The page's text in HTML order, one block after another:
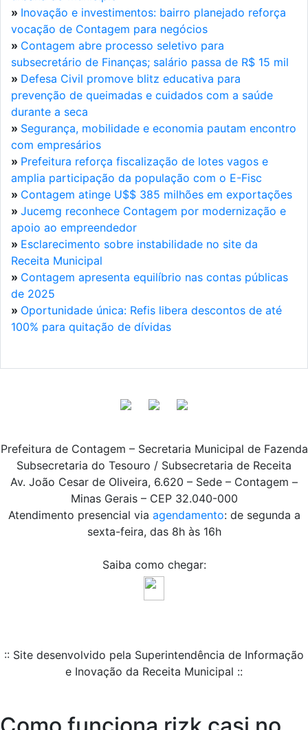
» Inovação e investimentos: bairro planejado reforça
vocação de Contagem para negócios
» Contagem abre processo seletivo para
subsecretário de Finanças; salário passa de R$ 15 mil
» Defesa Civil promove blitz educativa para
prevenção de queimadas e cuidados com a saúde
durante a seca
» Segurança, mobilidade e economia pautam encontro
com empresários
» Prefeitura reforça fiscalização de lotes vagos e
amplia participação da população com o E-Fisc
» Contagem atinge U$$ 385 milhões em exportações
» Jucemg reconhece Contagem por modernização e
apoio ao empreendedor
» Esclarecimento sobre instabilidade no site da
Receita Municipal
» Contagem apresenta equilíbrio nas contas públicas
de 2025
» Oportunidade única: Refis libera descontos de até
100% para quitação de dívidas
Prefeitura de Contagem – Secretaria Municipal de Fazenda
Subsecretaria do Tesouro / Subsecretaria de Receita
Av. João Cesar de Oliveira, 6.620 – Sede – Contagem –
Minas Gerais – CEP 32.040-000
Atendimento presencial via agendamento: de segunda a
sexta-feira, das 8h às 16h
Saiba como chegar:
:: Site desenvolvido pela Superintendência de Informação
e Inovação da Receita Municipal ::